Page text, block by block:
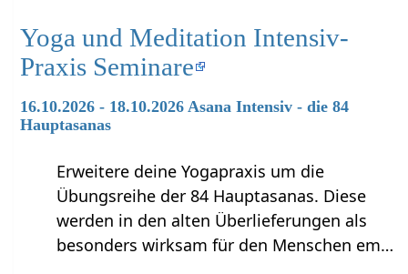
Yoga und Meditation Intensiv-
Praxis Seminare
16.10.2026 - 18.10.2026 Asana Intensiv - die 84
Hauptasanas
Erweitere deine Yogapraxis um die
Übungsreihe der 84 Hauptasanas. Diese
werden in den alten Überlieferungen als
besonders wirksam für den Menschen em…